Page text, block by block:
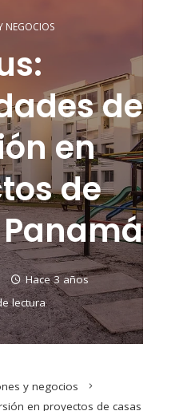
NEGOCIOS
de
en
de
Hace 3 años
lectura
y negocios
en proyectos de casas